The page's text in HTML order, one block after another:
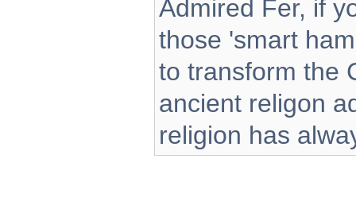
Admired Fer, if
those 'smart
to transform the
ancient religon
religion has